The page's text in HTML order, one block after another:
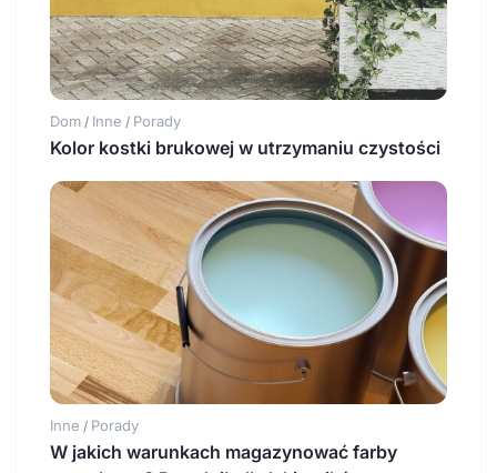
Dom / Inne / Porady
Kolor kostki brukowej w utrzymaniu czystości
Inne / Porady
W jakich warunkach magazynować farby